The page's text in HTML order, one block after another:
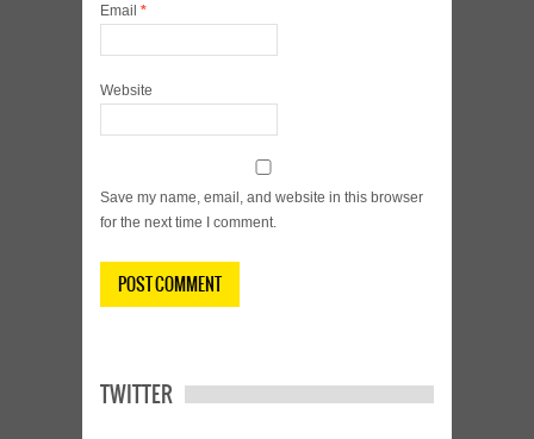
Email *
Website
Save my name, email, and website in this browser
for the next time I comment.
TWITTER